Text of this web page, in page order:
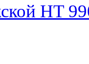
HT